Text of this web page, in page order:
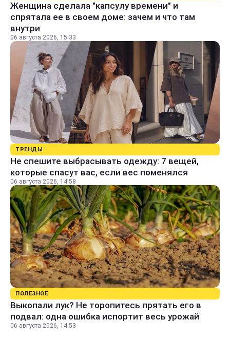
Женщина сделала "капсулу времени" и
спрятала ее в своем доме: зачем и что там
внутри
06 августа 2026, 15:33
ТРЕНДЫ
Не спешите выбрасывать одежду: 7 вещей,
которые спасут вас, если вес поменялся
06 августа 2026, 14:58
ПОЛЕЗНОЕ
Выкопали лук? Не торопитесь прятать его в
подвал: одна ошибка испортит весь урожай
06 августа 2026, 14:53